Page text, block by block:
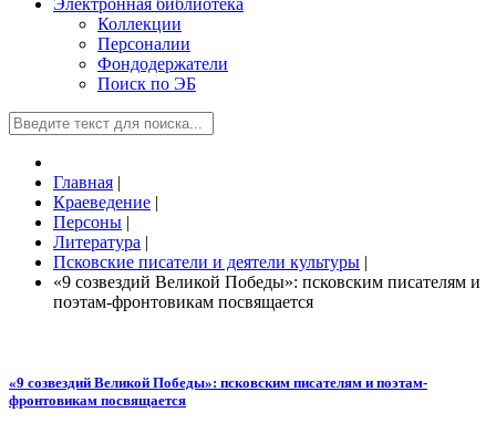
Электронная библиотека
Коллекции
Персоналии
Фондодержатели
Поиск по ЭБ
Главная |
Краеведение |
Персоны |
Литература |
Псковские писатели и деятели культуры |
«9 созвездий Великой Победы»: псковским писателям и
поэтам-фронтовикам посвящается
«9 созвездий Великой Победы»: псковским писателям и поэтам-
фронтовикам посвящается